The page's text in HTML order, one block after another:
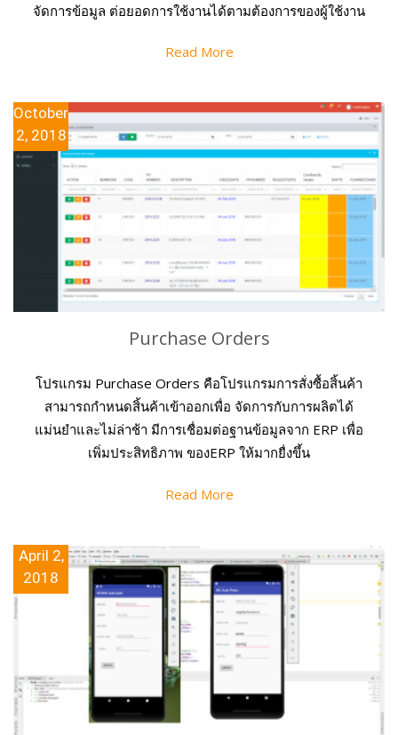
จัดการข้อมูล ต่อยอดการใช้งานได้ตามต้องการของผู้ใช้งาน
Read More
October
2, 2018
Purchase Orders
โปรแกรม Purchase Orders คือโปรแกรมการสั่งซื้อสิ้นค้า
สามารถกำหนดสิ้นค้าเข้าออกเพื่อ จัดการกับการผลิตได้
แม่นยำและไม่ล่าช้า มีการเชื่อมต่อฐานข้อมูลจาก ERP เพื่อ
เพิ่มประสิทธิภาพ ของERP ให้มากยื่งขึ้น
Read More
April 2,
2018